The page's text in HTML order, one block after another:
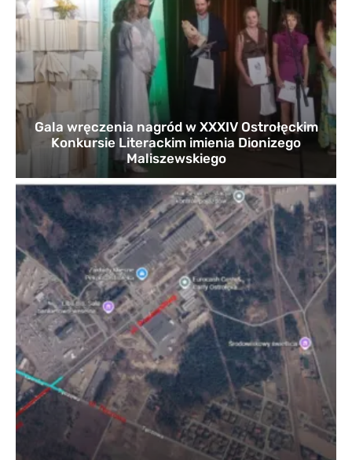
Gala wręczenia nagród w XXXIV Ostrołęckim
Konkursie Literackim imienia Dionizego
Maliszewskiego